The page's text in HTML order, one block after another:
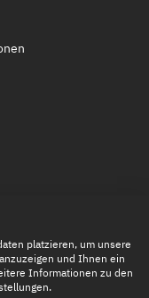
platzieren, um unsere
und Ihnen ein
Informationen zu den